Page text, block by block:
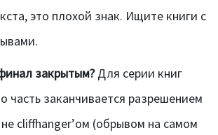
это плохой знак. Ищите книги с
закрытым?Для серии книг
часть заканчивается разрешением
cliffhanger’ом (обрывом на самом